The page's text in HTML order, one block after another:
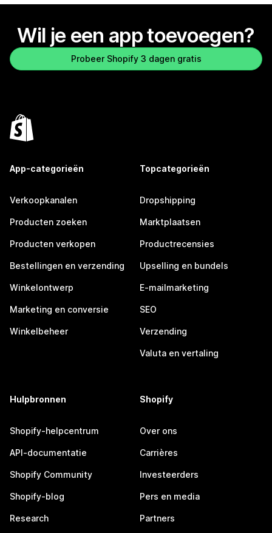
Wil je een app toevoegen?
Probeer Shopify 3 dagen gratis
App-categorieën
Verkoopkanalen
Producten zoeken
Producten verkopen
Bestellingen en verzending
Winkelontwerp
Marketing en conversie
Winkelbeheer
Topcategorieën
Dropshipping
Marktplaatsen
Productrecensies
Upselling en bundels
E-mailmarketing
SEO
Verzending
Valuta en vertaling
Hulpbronnen
Shopify-helpcentrum
API-documentatie
Shopify Community
Shopify-blog
Research
Shopify
Over ons
Carrières
Investeerders
Pers en media
Partners